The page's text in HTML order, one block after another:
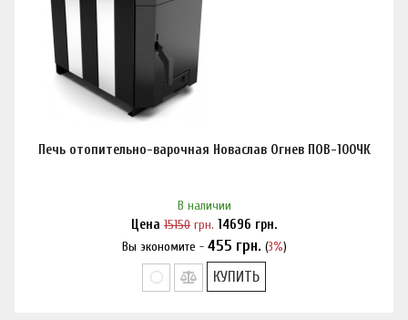
Печь отопительно-варочная Новаслав Огнев ПОВ-100ЧК
В наличии
Цена 15150 грн. 14696 грн.
Вы экономите - 455 грн. (3%)
Нашли дешевле?
КУПИТЬ